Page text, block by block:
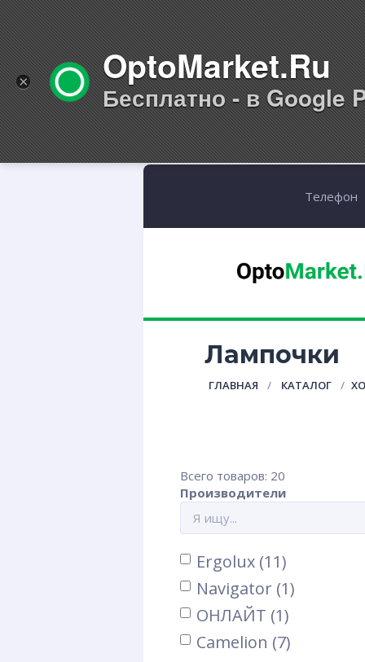
Телефон
Лампочки
ГЛАВНАЯ КАТАЛОГ
Всего товаров: 20
Производители
Ergolux (11)
Navigator (1)
ОНЛАЙТ (1)
Camelion (7)
× OptoMarket.Ru
Бесплатно - в Google